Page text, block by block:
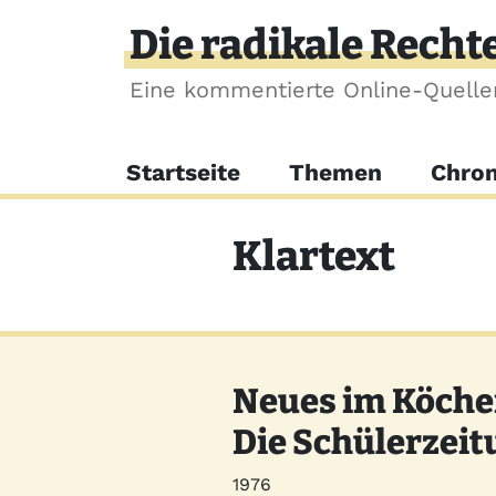
Die radikale
Eine kommentierte Online-
Hauptnavigation
Startseite Themen
Klartext
Neues im
Die
Jahr
1976